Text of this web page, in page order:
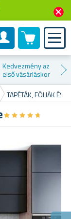
fiók
0 termék
Kedvezmény az
első vásárláskor
TAPÉTÁK, FÓLIÁK ÉS
★★★★★
★★★★★